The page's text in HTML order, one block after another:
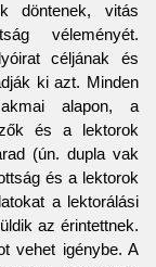
döntenek, vitás
véleményét.
céljának és
ki azt. Minden
alapon, a
és a lektorok
(ún. dupla vak
és a lektorok
a lektorálási
az érintettnek.
vehet igénybe. A